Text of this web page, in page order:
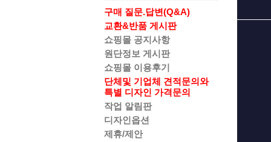
구매 질문.답변(Q&A)
교환&반품 게시판
쇼핑몰 공지사항
원단정보 게시판
쇼핑몰 이용후기
단체및 기업체 견적문의와
특별 디자인 가격문의
작업 알림판
디자인옵션
제휴/제안